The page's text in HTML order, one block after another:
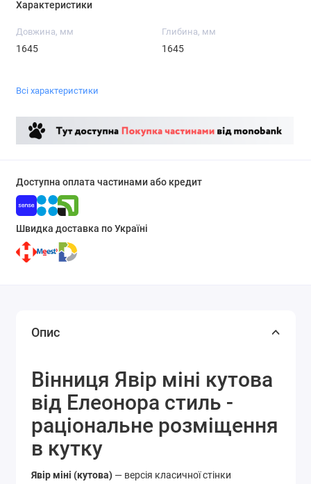
Характеристики
Довжина, мм
1645
Глибина, мм
1645
Всі характеристики
Доступна оплата частинами або кредит
Швидка доставка по Україні
Опис
Вінниця Явір міні кутова
від Елеонора стиль -
раціональне розміщення
в кутку
Явір міні (кутова) — версія класичної стінки